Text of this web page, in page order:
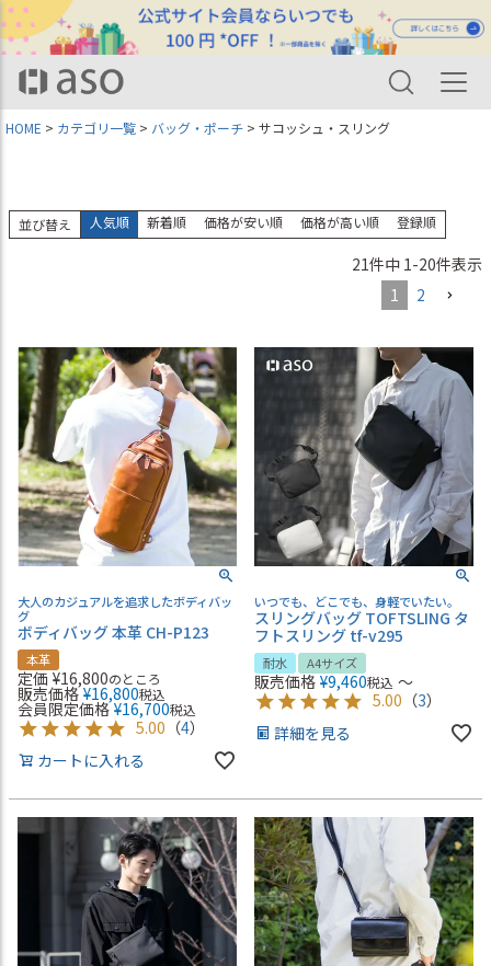
HOME カテゴリ一覧 バッグ・ポーチ サコッシュ・スリング
並び替え 人気順 新着順 価格が安い順 価格が高い順 登録順
21件中 1-20件表示
1
2
大人のカジュアルを追求したボディバッ
グ
ボディバッグ 本革 CH-P123
本革
定価 ¥16,800のところ
販売価格 ¥16,800税込
会員限定価格 ¥16,700税込
5.00 （4）
カートに入れる
いつでも、どこでも、身軽でいたい。
スリングバッグ TOFTSLING タ
フトスリング tf-v295
耐水 A4サイズ
販売価格 ¥9,460税込 〜
5.00 （3）
詳細を見る